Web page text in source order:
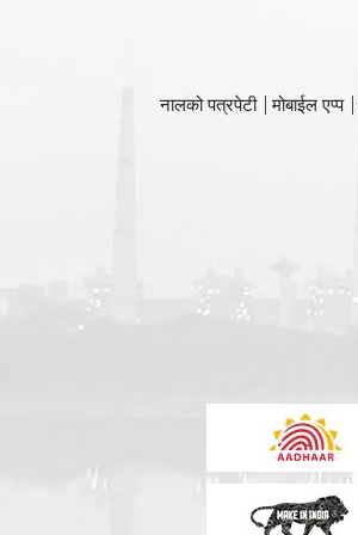
नालको पत्रपेटी मोबाईल एप्प